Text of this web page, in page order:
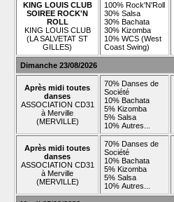
KING LOUIS CLUB
SOIREE ROCK'N
ROLL
KING LOUIS CLUB
(LA SALVETAT ST
GILLES)
100% Rock'N'Roll
30% Salsa
30% Bachata
30% Kizomba
10% WCS (West
Coast Swing)
Dimanche 23/08/2026
Après midi toutes
danses
ASSOCIATION CD31
à Merville
(MERVILLE)
70% Danses de
Société
10% Bachata
5% Kizomba
5% Salsa
10% Autres...
Après midi toutes
danses
ASSOCIATION CD31
à Merville
(MERVILLE)
70% Danses de
Société
10% Bachata
5% Kizomba
5% Salsa
10% Autres...